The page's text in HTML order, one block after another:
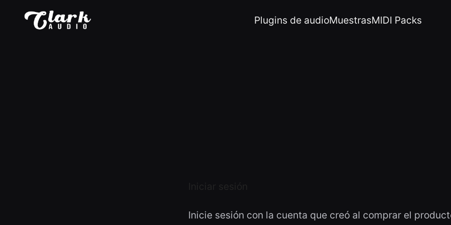
Plugins de audioMuestrasMIDI Packs
Inicie sesión con la cuenta que creó al comprar el